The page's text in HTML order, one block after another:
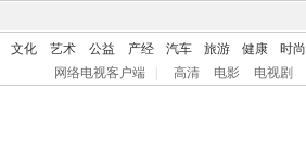
文化 艺术 公益 产经 汽车 旅游 健康 时尚
网络电视客户端 高清 电影 电视剧